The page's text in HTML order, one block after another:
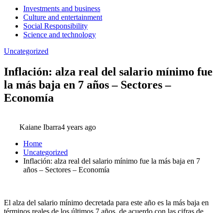
Investments and business
Culture and entertainment
Social Responsibility
Science and technology
Uncategorized
Inflación: alza real del salario mínimo fue
la más baja en 7 años – Sectores –
Economía
Kaiane Ibarra4 years ago
Home
Uncategorized
Inflación: alza real del salario mínimo fue la más baja en 7
años – Sectores – Economía
El alza del salario mínimo decretada para este año es la más baja en
términos reales de los últimos 7 años, de acuerdo con las cifras de